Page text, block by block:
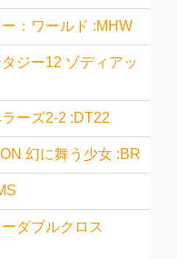
：ワールド :MHW
ジー12 ゾディアッ
ーズ2-2 :DT22
幻に舞う少女 :BR
ダブルクロス